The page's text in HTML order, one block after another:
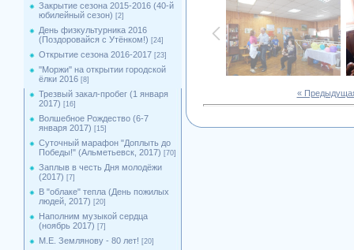
Закрытие сезона 2015-2016 (40-й
юбилейный сезон) [2]
День физкультурника 2016
(Поздоровайся с Утёнком!) [24]
Открытие сезона 2016-2017 [23]
''Моржи'' на открытии городской
ёлки 2016 [8]
Трезвый закал-пробег (1 января
2017) [16]
Волшебное Рождество (6-7
января 2017) [15]
Суточный марафон "Доплыть до
Победы!" (Альметьевск, 2017) [70]
Заплыв в честь Дня молодёжи
(2017) [7]
В "облаке" тепла (День пожилых
людей, 2017) [20]
Наполним музыкой сердца
(ноябрь 2017) [7]
М.Е. Землянову - 80 лет! [20]
«